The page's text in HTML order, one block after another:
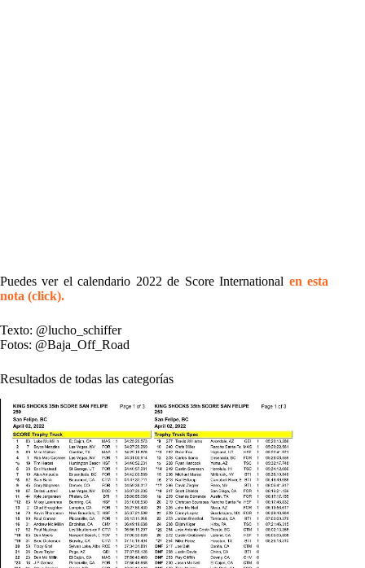
Puedes ver el calendario 2022 de Score International en esta
nota (click).
Texto: @lucho_schiffer
Fotos: @Baja_Off_Road
Resultados de todas las categorías